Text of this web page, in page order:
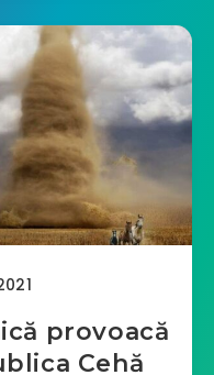
provoacă
Cehă